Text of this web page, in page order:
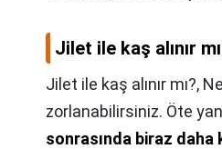
Jilet ile kaş alınır
Jilet ile kaş alınır mı?,
zorlanabilirsiniz. Öte
sonrasında biraz daha